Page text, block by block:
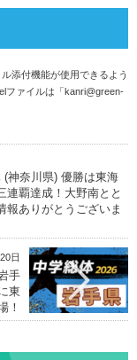
添付機能が使用できるよう
ファイルは「kanri@green-
(神奈川県) 優勝は東海
連覇達成！大野南とと
報ありがとうございま
日
手
東
！